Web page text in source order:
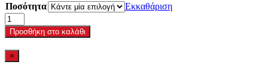
9.00€
20.00€
Ποσότητα
Εκκαθάριση
ELAINE
ποσότητα
Προσθήκη στο καλάθι
×